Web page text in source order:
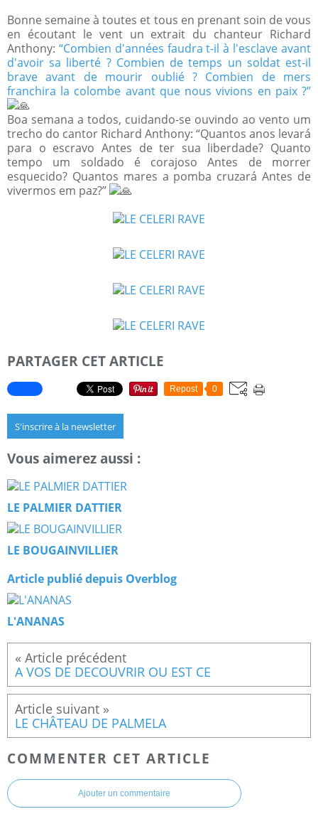
Bonne semaine à toutes et tous en prenant soin de vous
en écoutant le vent un extrait du chanteur Richard
Anthony: “Combien d'années faudra t-il à l'esclave avant
d'avoir sa liberté ? Combien de temps un soldat est-il
brave avant de mourir oublié ? Combien de mers
franchira la colombe avant que nous vivions en paix ?”
Boa semana a todos, cuidando-se ouvindo ao vento um
trecho do cantor Richard Anthony: “Quantos anos levará
para o escravo Antes de ter sua liberdade? Quanto
tempo um soldado é corajoso Antes de morrer
esquecido? Quantos mares a pomba cruzará Antes de
vivermos em paz?”
PARTAGER CET ARTICLE
Repost 0
S'inscrire à la newsletter
Vous aimerez aussi :
LE PALMIER DATTIER
LE BOUGAINVILLIER
Article publié depuis Overblog
L'ANANAS
A VOS DE DECOUVRIR OU EST CE
LE CHÂTEAU DE PALMELA
COMMENTER CET ARTICLE
Ajouter un commentaire